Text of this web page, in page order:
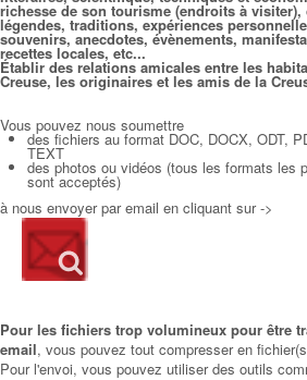
richesse de son tourisme (endroits à visiter),
légendes, traditions, expériences
souvenirs, anecdotes, évènements,
recettes locales, etc...
Établir des relations amicales entre les
Creuse, les originaires et les amis de la
Vous pouvez nous soumettre
des fichiers au format DOC, DOCX, ODT,
TEXT
des photos ou vidéos (tous les formats les
sont acceptés)
à nous envoyer par email en cliquant sur ->
Pour les fichiers trop volumineux pour être
email, vous pouvez tout compresser en
Pour l'envoi, vous pouvez utiliser des outils